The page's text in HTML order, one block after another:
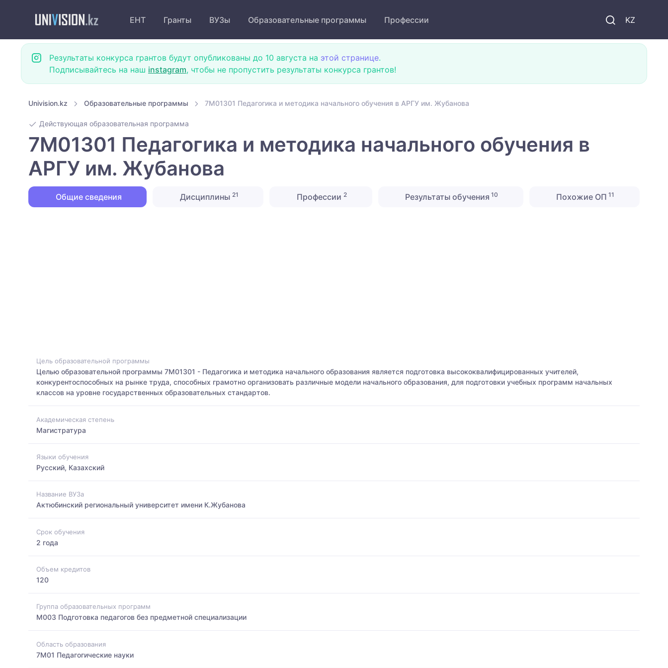
KZ
ЕНТ Гранты ВУЗы Образовательные программы Профессии
Результаты конкурса грантов будут опубликованы до 10 августа на этой странице.
Подписывайтесь на наш instagram, чтобы не пропустить результаты конкурса грантов!
Univision.kz Образовательные программы 7M01301 Педагогика и методика начального обучения в АРГУ им. Жубанова
Действующая образовательная программа
7M01301 Педагогика и методика начального обучения в
АРГУ им. Жубанова
Общие сведения Дисциплины 21 Профессии 2 Результаты обучения 10 Похожие ОП 11
Цель образовательной программы
Целью образовательной программы 7M01301 - Педагогика и методика начального образования является подготовка высококвалифицированных учителей,
конкурентоспособных на рынке труда, способных грамотно организовать различные модели начального образования, для подготовки учебных программ начальных
классов на уровне государственных образовательных стандартов.
Академическая степень
Магистратура
Языки обучения
Русский, Казахский
Название ВУЗа
Актюбинский региональный университет имени К.Жубанова
Срок обучения
2 года
Объем кредитов
120
Группа образовательных программ
M003 Подготовка педагогов без предметной специализации
Область образования
7M01 Педагогические науки